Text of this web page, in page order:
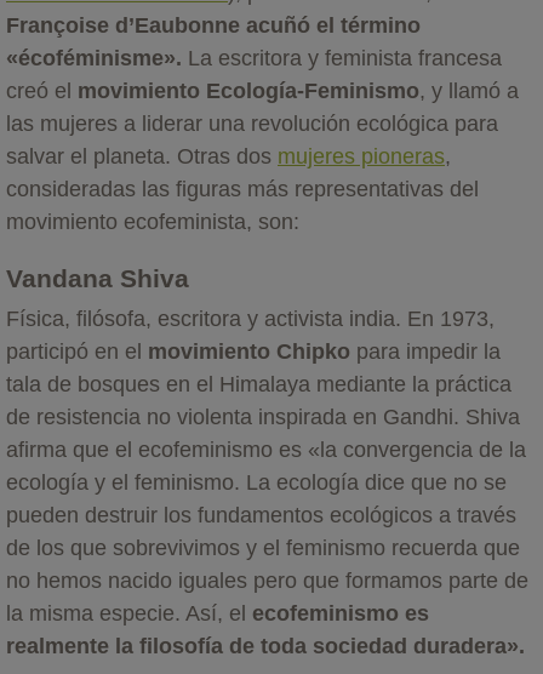
Françoise d’Eaubonne acuñó el término
«écoféminisme». La escritora y feminista francesa
creó el movimiento Ecología-Feminismo, y llamó a
las mujeres a liderar una revolución ecológica para
salvar el planeta. Otras dos mujeres pioneras,
consideradas las figuras más representativas del
movimiento ecofeminista, son:
Vandana Shiva
Física, filósofa, escritora y activista india. En 1973,
participó en el movimiento Chipko para impedir la
tala de bosques en el Himalaya mediante la práctica
de resistencia no violenta inspirada en Gandhi. Shiva
afirma que el ecofeminismo es «la convergencia de la
ecología y el feminismo. La ecología dice que no se
pueden destruir los fundamentos ecológicos a través
de los que sobrevivimos y el feminismo recuerda que
no hemos nacido iguales pero que formamos parte de
la misma especie. Así, el ecofeminismo es
realmente la filosofía de toda sociedad duradera».